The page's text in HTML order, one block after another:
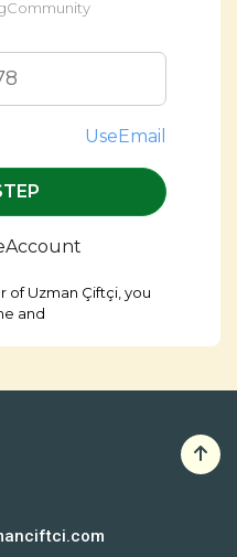
UseEmail
Uzman Çiftçi, you
and